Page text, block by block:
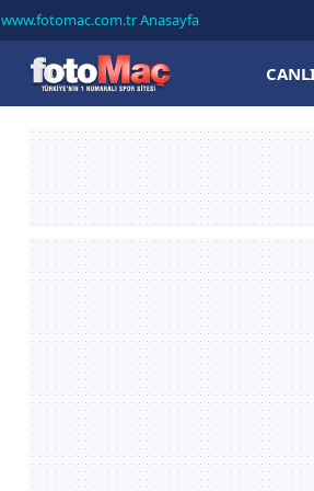
www.fotomac.com.tr Anasayfa